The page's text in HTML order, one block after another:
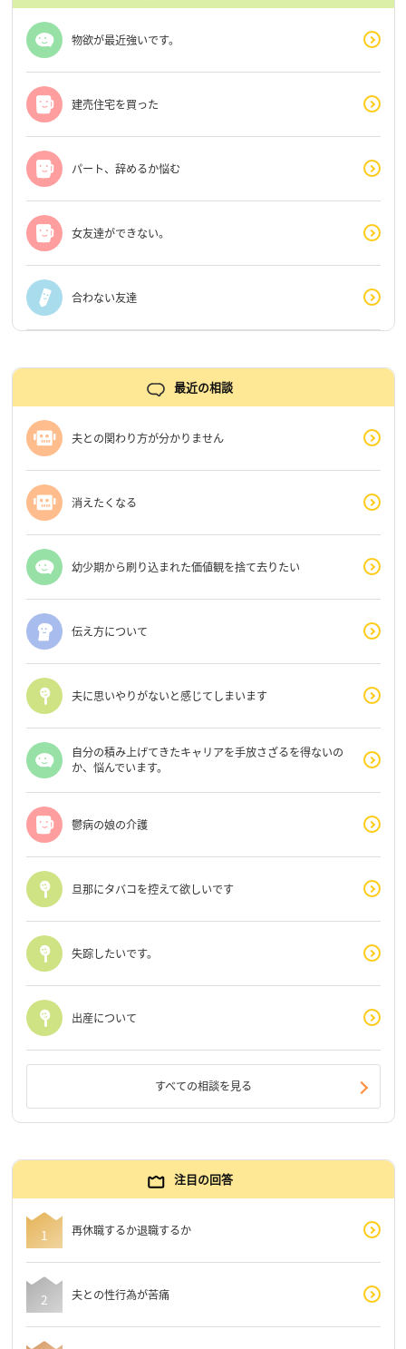
物欲が最近強いです。
建売住宅を買った
パート、辞めるか悩む
女友達ができない。
合わない友達
最近の相談
夫との関わり方が分かりません
消えたくなる
幼少期から刷り込まれた価値観を捨て去りたい
伝え方について
夫に思いやりがないと感じてしまいます
自分の積み上げてきたキャリアを手放さざるを得ないの
か、悩んでいます。
鬱病の娘の介護
旦那にタバコを控えて欲しいです
失踪したいです。
出産について
すべての相談を見る
注目の回答
再休職するか退職するか
夫との性行為が苦痛